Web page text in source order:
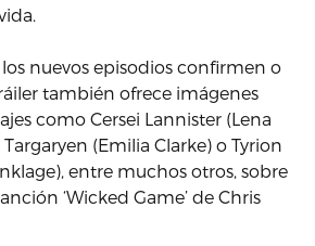
nuevos episodios confirmen o
también ofrece imágenes
como Cersei Lannister (Lena
(Emilia Clarke) o Tyrion
entre muchos otros, sobre
‘Wicked Game’ de Chris